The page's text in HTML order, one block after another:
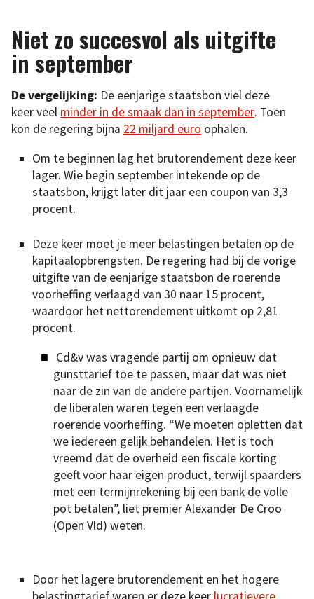
Niet zo succesvol als uitgifte
in september
De vergelijking: De eenjarige staatsbon viel deze
keer veel minder in de smaak dan in september. Toen
kon de regering bijna 22 miljard euro ophalen.
Om te beginnen lag het brutorendement deze keer
lager. Wie begin september intekende op de
staatsbon, krijgt later dit jaar een coupon van 3,3
procent.
Deze keer moet je meer belastingen betalen op de
kapitaalopbrengsten. De regering had bij de vorige
uitgifte van de eenjarige staatsbon de roerende
voorheffing verlaagd van 30 naar 15 procent,
waardoor het nettorendement uitkomt op 2,81
procent.
Cd&v was vragende partij om opnieuw dat
gunsttarief toe te passen, maar dat was niet
naar de zin van de andere partijen. Voornamelijk
de liberalen waren tegen een verlaagde
roerende voorheffing. “We moeten opletten dat
we iedereen gelijk behandelen. Het is toch
vreemd dat de overheid een fiscale korting
geeft voor haar eigen product, terwijl spaarders
met een termijnrekening bij een bank de volle
pot betalen”, liet premier Alexander De Croo
(Open Vld) weten.
Door het lagere brutorendement en het hogere